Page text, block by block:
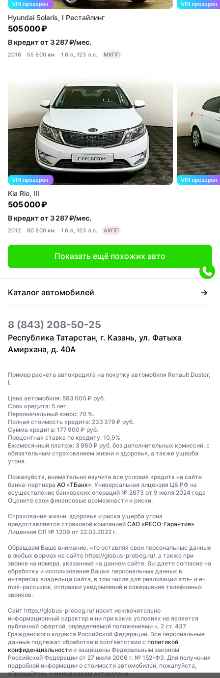
Hyundai Solaris, I Рестайлинг
505 000 ₽
В кредит от 3 287 ₽/мес.
2016 55 800 км 1.6 л, 123 л.с. МКПП
Kia Rio, III
505 000 ₽
В кредит от 3 287 ₽/мес.
2012 80 800 км 1.6 л, 123 л.с. АКПП
Показать ещё похожих авто
Каталог автомобилей
8 (843) 208-50-25
Республика Татарстан, г. Казань, ул. Фатыха
Амирхана, д. 40А
Пример расчета автокредита на покупку автомобиля Renault Duster,
I.
Цена автомобиля: 593 000 ₽ руб.
Срок кредита: 5 лет.
Первоначальный взнос: 70 %.
Полная стоимость кредита: 233 379 ₽ руб.
Сумма кредита: 177 900 ₽ руб.
Процентная ставка по кредиту: 10,9%
Ежемесячный платеж: 3 860 ₽ руб. без дополнительных комиссий, с
обязательным страхованием жизни и здоровья, а также ущерба
угона.
Пожалуйста, внимательно изучите все условия кредита на сайте
банка-партнера АО «ТБанк», Универсальная лицензия ЦБ РФ на
осуществление банковских операций № 2673 от 9 июля 2024 года
Оцените свои финансовые возможности и риски.
Страхование жизни, здоровья и риска ущерба угона
предоставляется страховой компанией САО «РЕСО-Гарантия»
Лицензия СЛ № 1209 от 22.02.2022 г.
Обращаем Ваше внимание, что оставляя свои персональные данные
в любых формах на сайте https://globus-probeg.ru/, а также при
звонке на номера, указанные на данном сайте, Вы даете согласие на
обработку и использование Ваших персональных данных в
интересах владельца сайта, в том числе для реализации sms- и e-
mail-рассылок, отправки уведомлений и совершения телефонных
звонков.
Сайт https://globus-probeg.ru/ носит исключительно
информационный характер и ни при каких условиях не является
публичной офертой, определяемой положениями ч. 2 ст. 437
Гражданского кодекса Российской Федерации. Все персональные
данные подлежат обработке в соответствии с политикой
конфиденциальности и защищены Федеральным законом
Российской Федерации от 27 июля 2006 г. № 152-ФЗ. Для получения
подробной информации о стоимости автомобилей, пожалуйста,
обращайтесь к менеджерам автосалона.